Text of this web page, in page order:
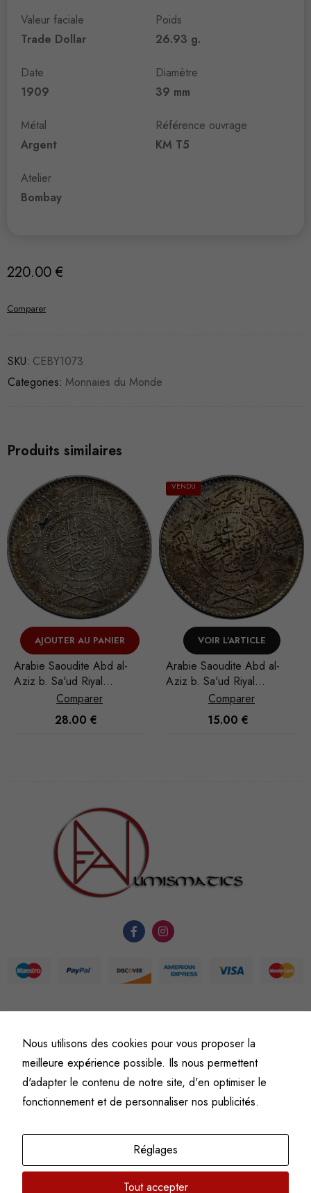
Valeur faciale
Trade Dollar
Date
1909
Métal
Argent
Atelier
Bombay
Poids
26.93 g.
Diamètre
39 mm
Référence ouvrage
KM T5
220.00 €
Comparer
SKU: CEBY1073
Categories: Monnaies du Monde
Produits similaires
VENDU
VOIR L'ARTICLE
Arabie Saoudite Abd al-
Aziz b. Sa'ud Riyal
1948/AH 1367
Comparer
15.00€
VENDU
VOIR L'ARTICLE
Arabie Saoudite Abd al-
Aziz b. Sa'ud Riyal
1948/AH 1367
Comparer
45.00€
©Fine art numismatics– Tous droits réservés.
Politique de confidentialitéConditions générales de vente et d’utilisation
Mentions légales
Nous utilisons des cookies pour vous proposer la
meilleure expérience possible. Ils nous permettent
d'adapter le contenu de notre site, d'en optimiser le
fonctionnement et de personnaliser nos publicités.
Réglages
Tout accepter
fonctionnement
Statistiques
Afin que
puissions
fonctionnalité
et la
structure du
site Web, en
fonction de
en est fait.